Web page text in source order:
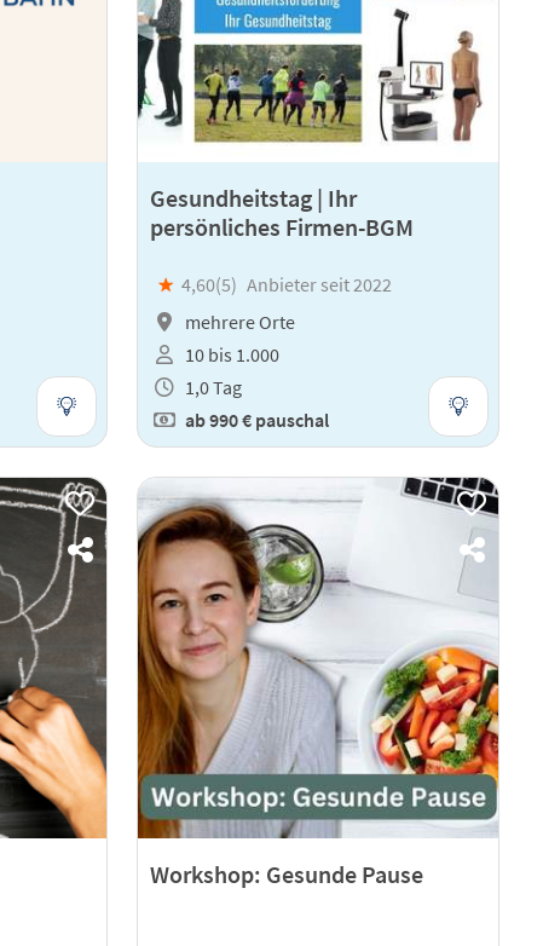
Gesundheitstag | Ihr
persönliches Firmen-BGM
★ 4,60(5) Anbieter seit 2022
mehrere Orte
10 bis 1.000
1,0 Tag
ab990 € pauschal
Workshop: Gesunde Pause